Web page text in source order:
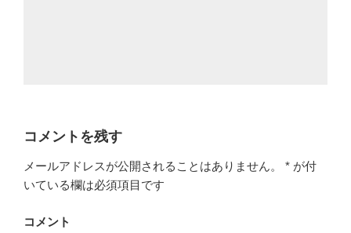
コメントを残す
メールアドレスが公開されることはありません。 * が付
いている欄は必須項目です
コメント